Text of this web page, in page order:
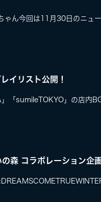
ん今回は11月30日のニュ
イリスト公開！
「sumileTOKYO」の店内
コラボレーション企画